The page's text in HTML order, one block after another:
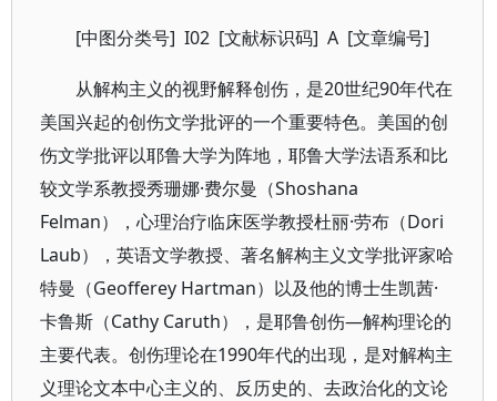
[中图分类号] I02 [文献标识码] A [文章编号]
从解构主义的视野解释创伤，是20世纪90年代在
美国兴起的创伤文学批评的一个重要特色。美国的创
伤文学批评以耶鲁大学为阵地，耶鲁大学法语系和比
较文学系教授秀珊娜·费尔曼（Shoshana
Felman），心理治疗临床医学教授杜丽·劳布（Dori
Laub），英语文学教授、著名解构主义文学批评家哈
特曼（Geofferey Hartman）以及他的博士生凯茜·
卡鲁斯（Cathy Caruth），是耶鲁创伤—解构理论的
主要代表。创伤理论在1990年代的出现，是对解构主
义理论文本中心主义的、反历史的、去政治化的文论